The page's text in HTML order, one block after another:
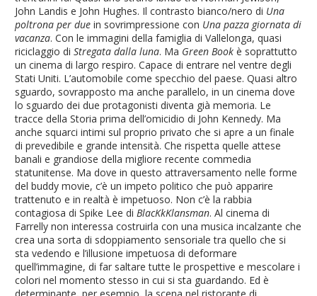
John Landis e John Hughes. Il contrasto bianco/nero di Una
poltrona per due in sovrimpressione con Una pazza giornata di
vacanza. Con le immagini della famiglia di Vallelonga, quasi
riciclaggio diStregata dalla luna. Ma Green Book è soprattutto
un cinema di largo respiro. Capace di entrare nel ventre degli
Stati Uniti. L’automobile come specchio del paese. Quasi altro
sguardo, sovrapposto ma anche parallelo, in un cinema dove
lo sguardo dei due protagonisti diventa già memoria. Le
tracce della Storia prima dell’omicidio di John Kennedy. Ma
anche squarci intimi sul proprio privato che si apre a un finale
di prevedibile e grande intensità. Che rispetta quelle attese
banali e grandiose della migliore recente commedia
statunitense. Ma dove in questo attraversamento nelle forme
del buddy movie, c’è un impeto politico che può apparire
trattenuto e in realtà è impetuoso. Non c’è la rabbia
contagiosa di Spike Lee diBlacKkKlansman. Al cinema di
Farrelly non interessa costruirla con una musica incalzante che
crea una sorta di sdoppiamento sensoriale tra quello che si
sta vedendo e l’illusione impetuosa di deformare
quell’immagine, di far saltare tutte le prospettive e mescolare i
colori nel momento stesso in cui si sta guardando. Ed è